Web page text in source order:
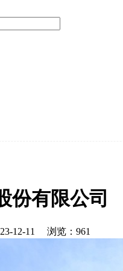
份有限公司
12-11 浏览： 961